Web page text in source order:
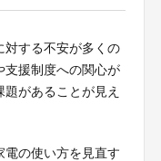
対する不安が多くの
支援制度への関心が
があることが見え
電の使い方を見直す